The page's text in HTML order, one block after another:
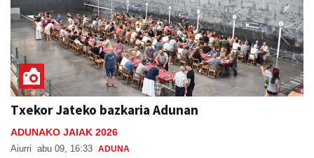
Txekor Jateko bazkaria Adunan
ADUNAKO JAIAK 2026
Aiurri abu 09, 16:33 ADUNA